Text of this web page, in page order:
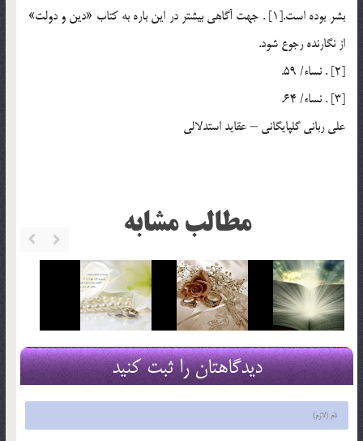
بشر بوده است.[1] . جهت آگاهي بيشتر در اين باره به كتاب «دين و دولت»
از نگارنده رجوع شود.
[2] . نساء/ 59.
[3] . نساء/ 64.
علی ربانی گلپایگانی – عقاید استدلالی
مطالب مشابه
دیدگاهتان را ثبت کنید